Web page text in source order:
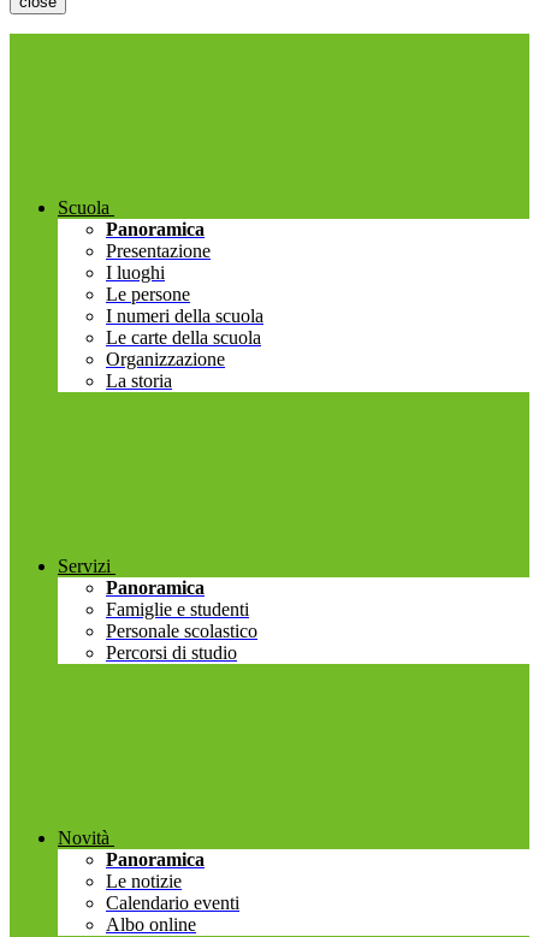
Scuola
Panoramica
Presentazione
I luoghi
Le persone
I numeri della scuola
Le carte della scuola
Organizzazione
La storia
Servizi
Panoramica
Famiglie e studenti
Personale scolastico
Percorsi di studio
Novità
Panoramica
Le notizie
Calendario eventi
Albo online